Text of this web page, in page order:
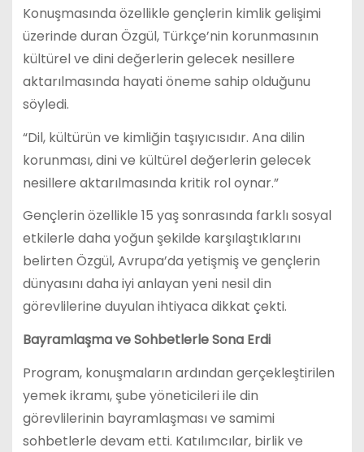
Konuşmasında özellikle gençlerin kimlik gelişimi
üzerinde duran Özgül, Türkçe’nin korunmasının
kültürel ve dini değerlerin gelecek nesillere
aktarılmasında hayati öneme sahip olduğunu
söyledi.
“Dil, kültürün ve kimliğin taşıyıcısıdır. Ana dilin
korunması, dini ve kültürel değerlerin gelecek
nesillere aktarılmasında kritik rol oynar.”
Gençlerin özellikle 15 yaş sonrasında farklı sosyal
etkilerle daha yoğun şekilde karşılaştıklarını
belirten Özgül, Avrupa’da yetişmiş ve gençlerin
dünyasını daha iyi anlayan yeni nesil din
görevlilerine duyulan ihtiyaca dikkat çekti.
Bayramlaşma ve Sohbetlerle Sona Erdi
Program, konuşmaların ardından gerçekleştirilen
yemek ikramı, şube yöneticileri ile din
görevlilerinin bayramlaşması ve samimi
sohbetlerle devam etti. Katılımcılar, birlik ve